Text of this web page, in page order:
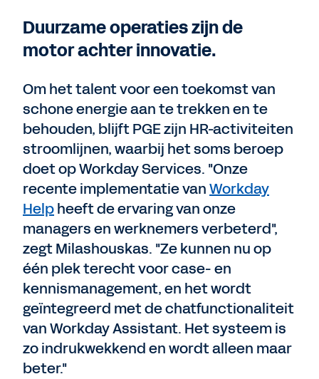
Duurzame operaties zijn de
motor achter innovatie.
Om het talent voor een toekomst van
schone energie aan te trekken en te
behouden, blijft PGE zijn HR-activiteiten
stroomlijnen, waarbij het soms beroep
doet op Workday Services. "Onze
recente implementatie vanWorkday
Helpheeft de ervaring van onze
managers en werknemers verbeterd",
zegt Milashouskas. "Ze kunnen nu op
één plek terecht voor case- en
kennismanagement, en het wordt
geïntegreerd met de chatfunctionaliteit
van Workday Assistant. Het systeem is
zo indrukwekkend en wordt alleen maar
beter."